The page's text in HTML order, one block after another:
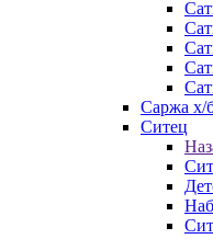
Саржа х/
Ситец